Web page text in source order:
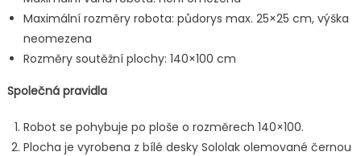
Maximální rozměry robota: půdorys max. 25×25 cm, výška
neomezena
Rozměry soutěžní plochy: 140×100 cm
Společná pravidla
Robot se pohybuje po ploše o rozměrech 140×100.
Plocha je vyrobena z bílé desky Sololak olemované černou